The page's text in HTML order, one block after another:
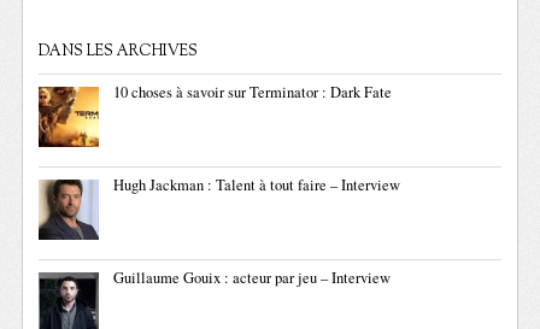
DANS LES ARCHIVES
10 choses à savoir sur Terminator : Dark Fate
Hugh Jackman : Talent à tout faire – Interview
Guillaume Gouix : acteur par jeu – Interview